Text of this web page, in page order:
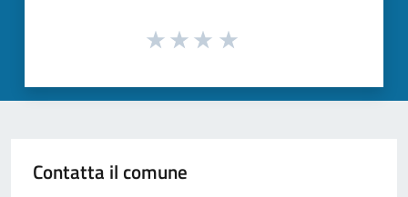
Contatta il comune